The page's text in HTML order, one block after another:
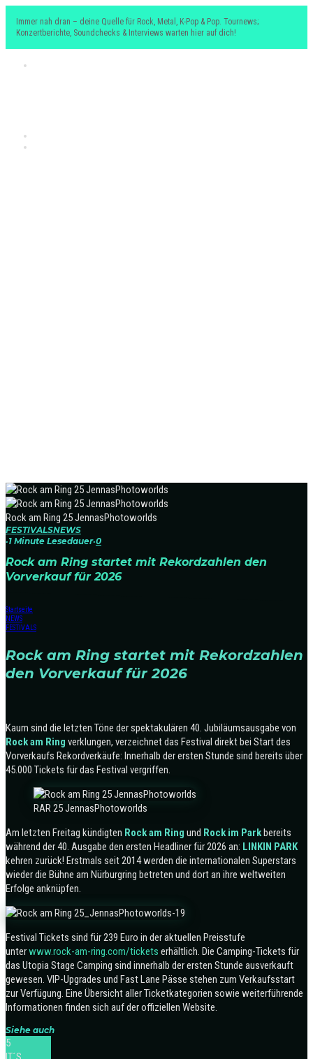
Immer nah dran – deine Quelle für Rock, Metal, K-Pop & Pop. Tournews;
Konzertberichte, Soundchecks & Interviews warten hier auf dich!
Rock am Ring 25 JennasPhotoworlds
FESTIVALSNEWS
·1 Minute Lesedauer·0
Rock am Ring startet mit Rekordzahlen den
Vorverkauf für 2026
Startseite
NEWS
FESTIVALS
Rock am Ring startet mit Rekordzahlen
den Vorverkauf für 2026
Kaum sind die letzten Töne der spektakulären 40. Jubiläumsausgabe von
Rock am Ring verklungen, verzeichnet das Festival direkt bei Start des
Vorverkaufs Rekordverkäufe: Innerhalb der ersten Stunde sind bereits über
45.000 Tickets für das Festival vergriffen.
RAR 25 JennasPhotoworlds
Am letzten Freitag kündigten Rock am Ring und Rock im Parkbereits
während der 40. Ausgabe den ersten Headliner für 2026 an: LINKIN PARK
kehren zurück! Erstmals seit 2014 werden die internationalen Superstars
wieder die Bühne am Nürburgring betreten und dort an ihre weltweiten
Erfolge anknüpfen.
Festival Tickets sind für 239 Euro in der aktuellen Preisstufe
unterwww.rock-am-ring.com/tickets erhältlich. Die Camping-Tickets für
das Utopia Stage Camping sind innerhalb der ersten Stunde ausverkauft
gewesen. VIP-Upgrades und Fast Lane Pässe stehen zum Verkaufsstart
zur Verfügung. Eine Übersicht aller Ticketkategorien sowie weiterführende
Informationen finden sich auf der offiziellen Website.
Siehe auch
5